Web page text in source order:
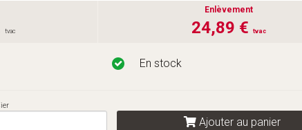
tvac
Enlèvement
24,89 € tvac
En stock
Ajouter au panier